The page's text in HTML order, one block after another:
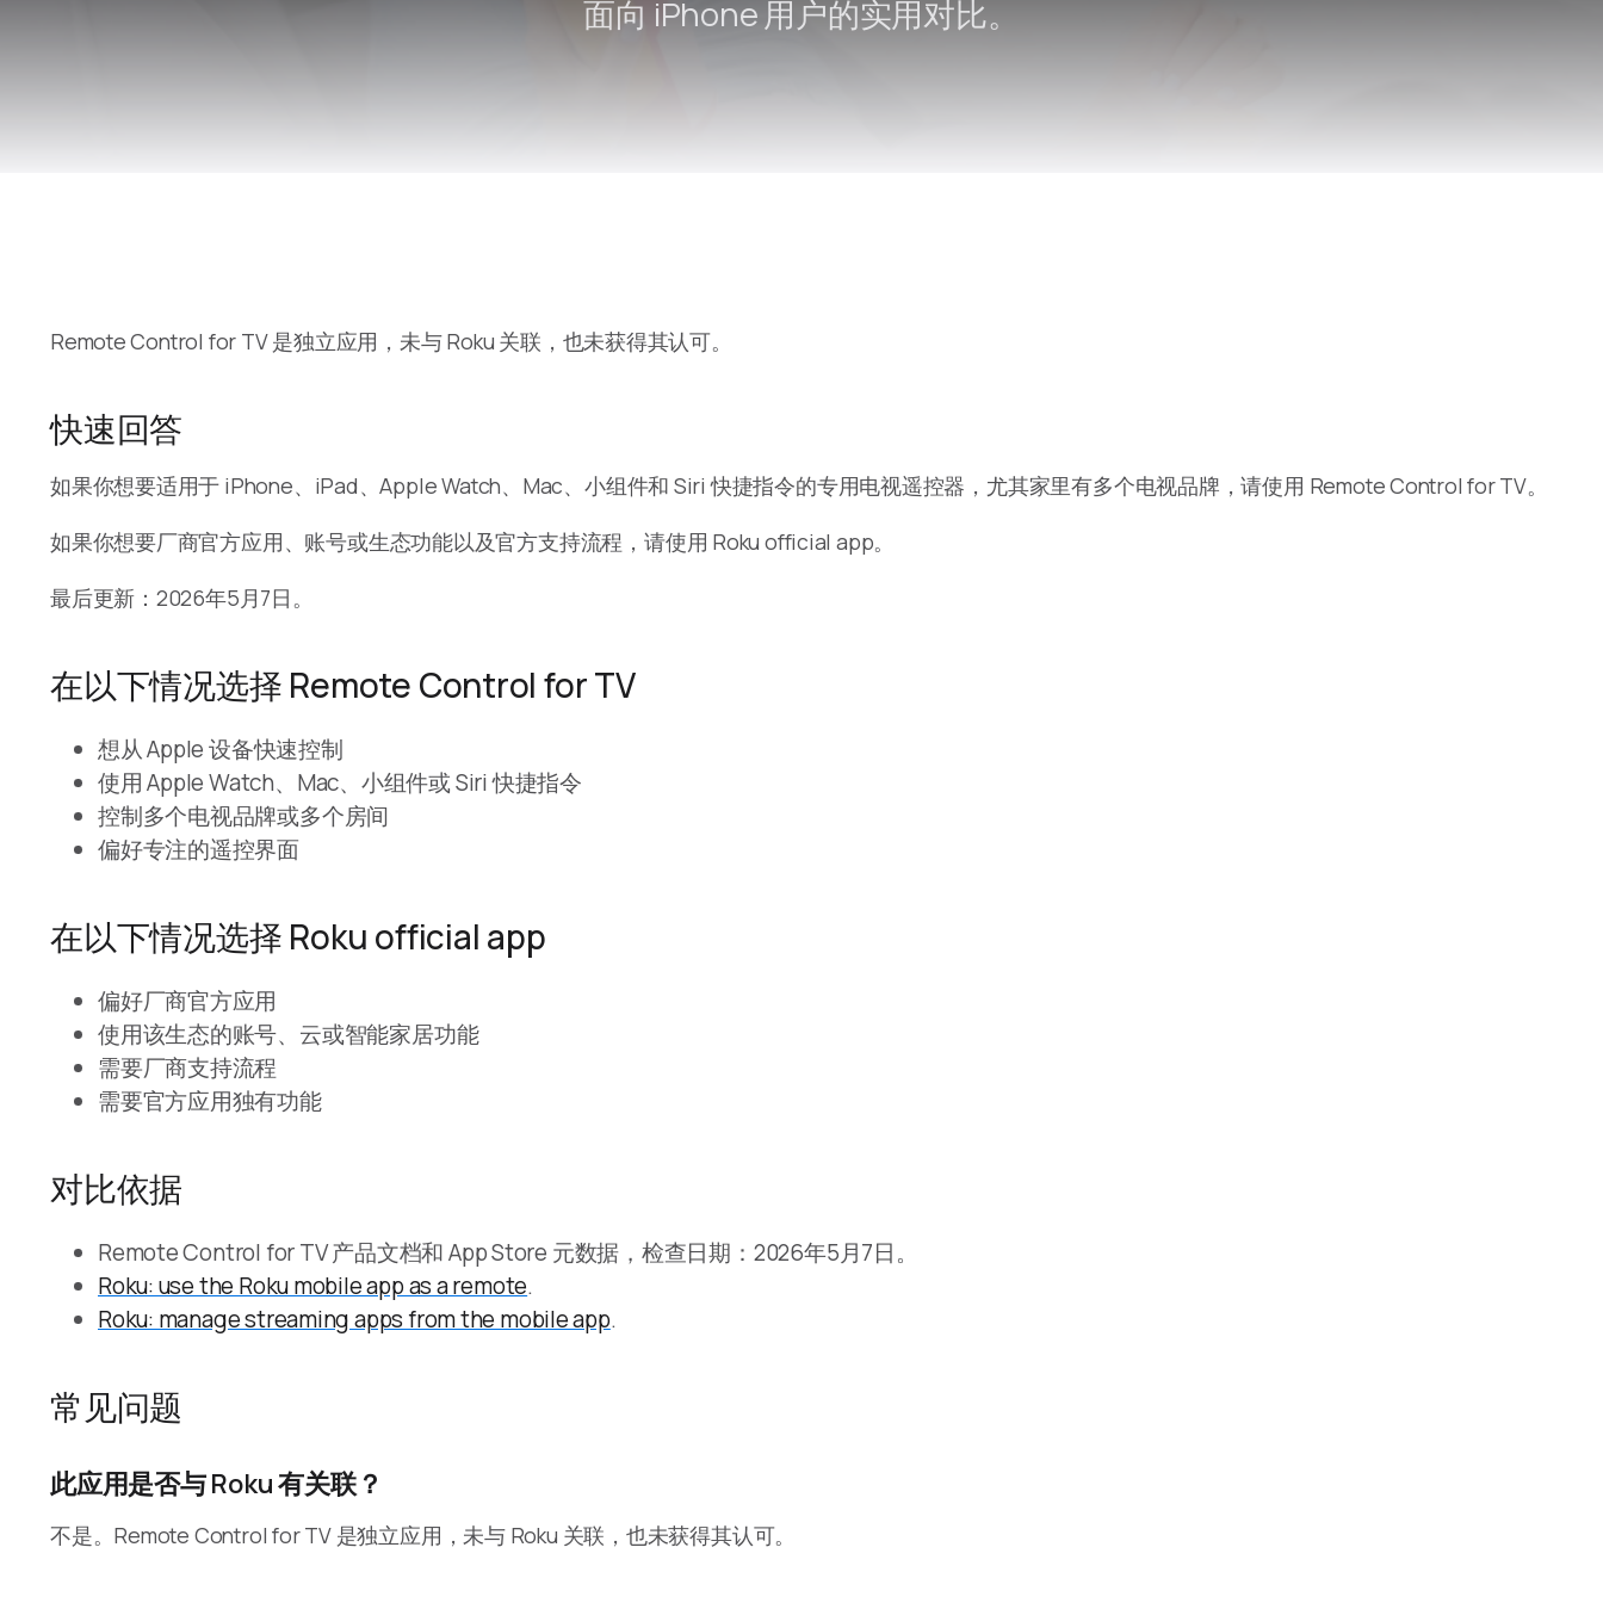
Remote Helper
面向 iPhone 用户的实用对比。
Remote Control for TV 是独立应用，未与 Roku 关联，也未获得其认可。
快速回答
如果你想要适用于 iPhone、iPad、Apple Watch、Mac、小组件和 Siri 快捷指令的专用电视遥控器，尤其家里有多个电视品牌，请使用 Remote Control for TV。
如果你想要厂商官方应用、账号或生态功能以及官方支持流程，请使用 Roku official app。
最后更新：2026年5月7日。
在以下情况选择 Remote Control for TV
想从 Apple 设备快速控制
使用 Apple Watch、Mac、小组件或 Siri 快捷指令
控制多个电视品牌或多个房间
偏好专注的遥控界面
在以下情况选择 Roku official app
偏好厂商官方应用
使用该生态的账号、云或智能家居功能
需要厂商支持流程
需要官方应用独有功能
对比依据
Remote Control for TV 产品文档和 App Store 元数据，检查日期：2026年5月7日。
Roku: use the Roku mobile app as a remote.
Roku: manage streaming apps from the mobile app.
常见问题
此应用是否与 Roku 有关联？
不是。Remote Control for TV 是独立应用，未与 Roku 关联，也未获得其认可。